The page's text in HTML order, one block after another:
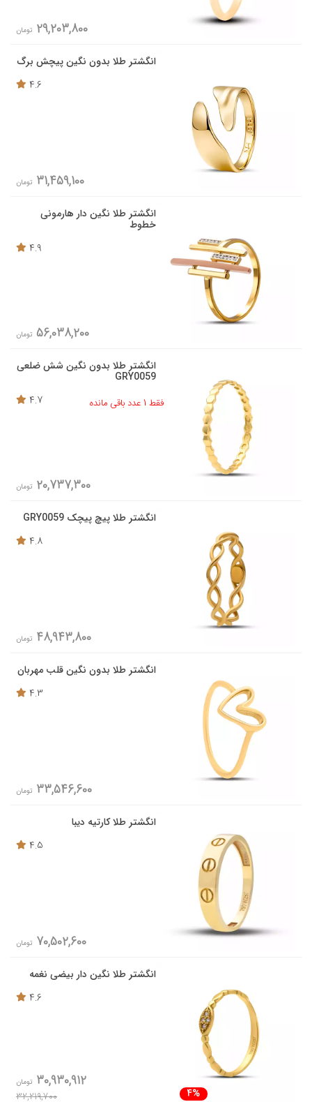
29,203,800 تومان
انگشتر طلا بدون نگین پیچش برگ
4.6
31,459,100 تومان
انگشتر طلا نگین دار هارمونی
خطوط
4.9
56,038,200 تومان
انگشتر طلا بدون نگین شش ضلعی
GRY0059
فقط 1 عدد باقی مانده
4.7
20,737,300 تومان
انگشتر طلا پیچ پیچک GRY0059
4.8
48,943,800 تومان
انگشتر طلا بدون نگین قلب مهربان
4.3
33,546,600 تومان
انگشتر طلا کارتیه دیبا
4.5
70,502,600 تومان
انگشتر طلا نگین دار بیضی نغمه
4.6
4%
30,930,912 تومان
32,219,700